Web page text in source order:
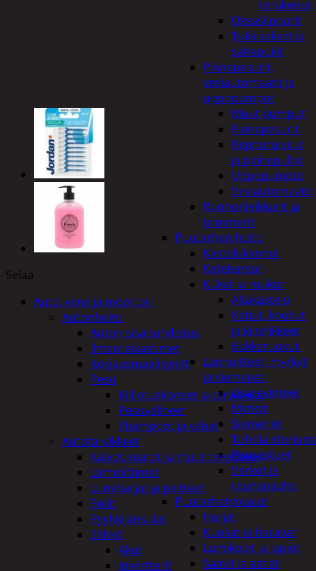
teräketjut
Oksasilppurit
Tukkisakset ja
sahapukit
Painepesurit,
vesiautomaatit ja
uppopumput
Muut pumput
Painepesurit
Reppuruiskut
ja painepullot
Uppopumput
Vesiautomaatit
Ruohonleikkurit ja
trimmerit
Puutarhan hoito
Kastelukannut
Kateharsot
Kukat ja ruukut
Altakastelu
Ketjut, koukut
ja kiinnikkeet
Kukkaruukut
Lannoitteet, myrkyt
ja siemenet
Lisäravinteet
Myrkyt
Siemenet
Pensastuet
Verkot ja
reunanauha
Puutarhatyökalut
Harjat
Kuokat ja haravat
Lumikolat ja lapiot
Saavit ja astiat
Selaa
Auto, vene ja moottori
Autonhoito
Auton sisäpuhdistus
ilmanraikastimet
Korjausmaalikynät
Pesu
Kiillotuskoneet ja tarvikkeet
Pesuvälineet
Shampoot ja vahat
Autotarvikkeet
Kalvot, matot ja muut tarvikkeet
Lämmittimet
Lumiharjat ja peitteet
Peilit
Pyyhkijänsulat
Sähkö
Akut
invertterit